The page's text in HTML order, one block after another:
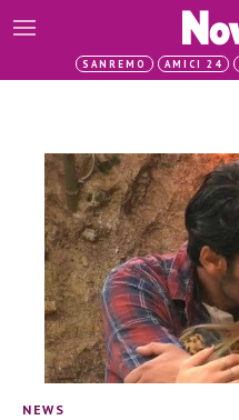
SANREMO AMICI 24
NEWS